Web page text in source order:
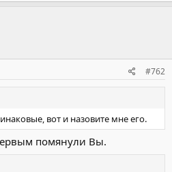
#762
вот и назовите мне его.
помянули Вы.